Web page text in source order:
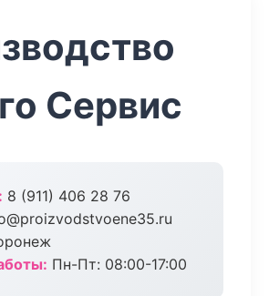
Сервис
8 (911) 406 28 76
Пн-Пт: 08:00-17:00